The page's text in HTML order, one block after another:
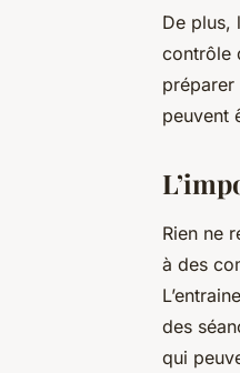
De plus,
contrôle
préparer
peuvent
Rien ne
à des
des
qui